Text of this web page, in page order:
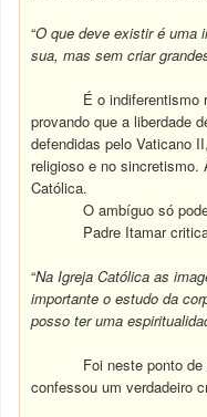
“O que deve existir é uma
sua, mas sem criar
É o indiferentismo
provando que a liberdade
defendidas pelo Vaticano
religioso e no sincretismo.
Católica.
O ambíguo só
Padre Itamar
“Na Igreja Católica as
importante o estudo da
posso ter uma
Foi neste ponto
confessou um verdadeiro